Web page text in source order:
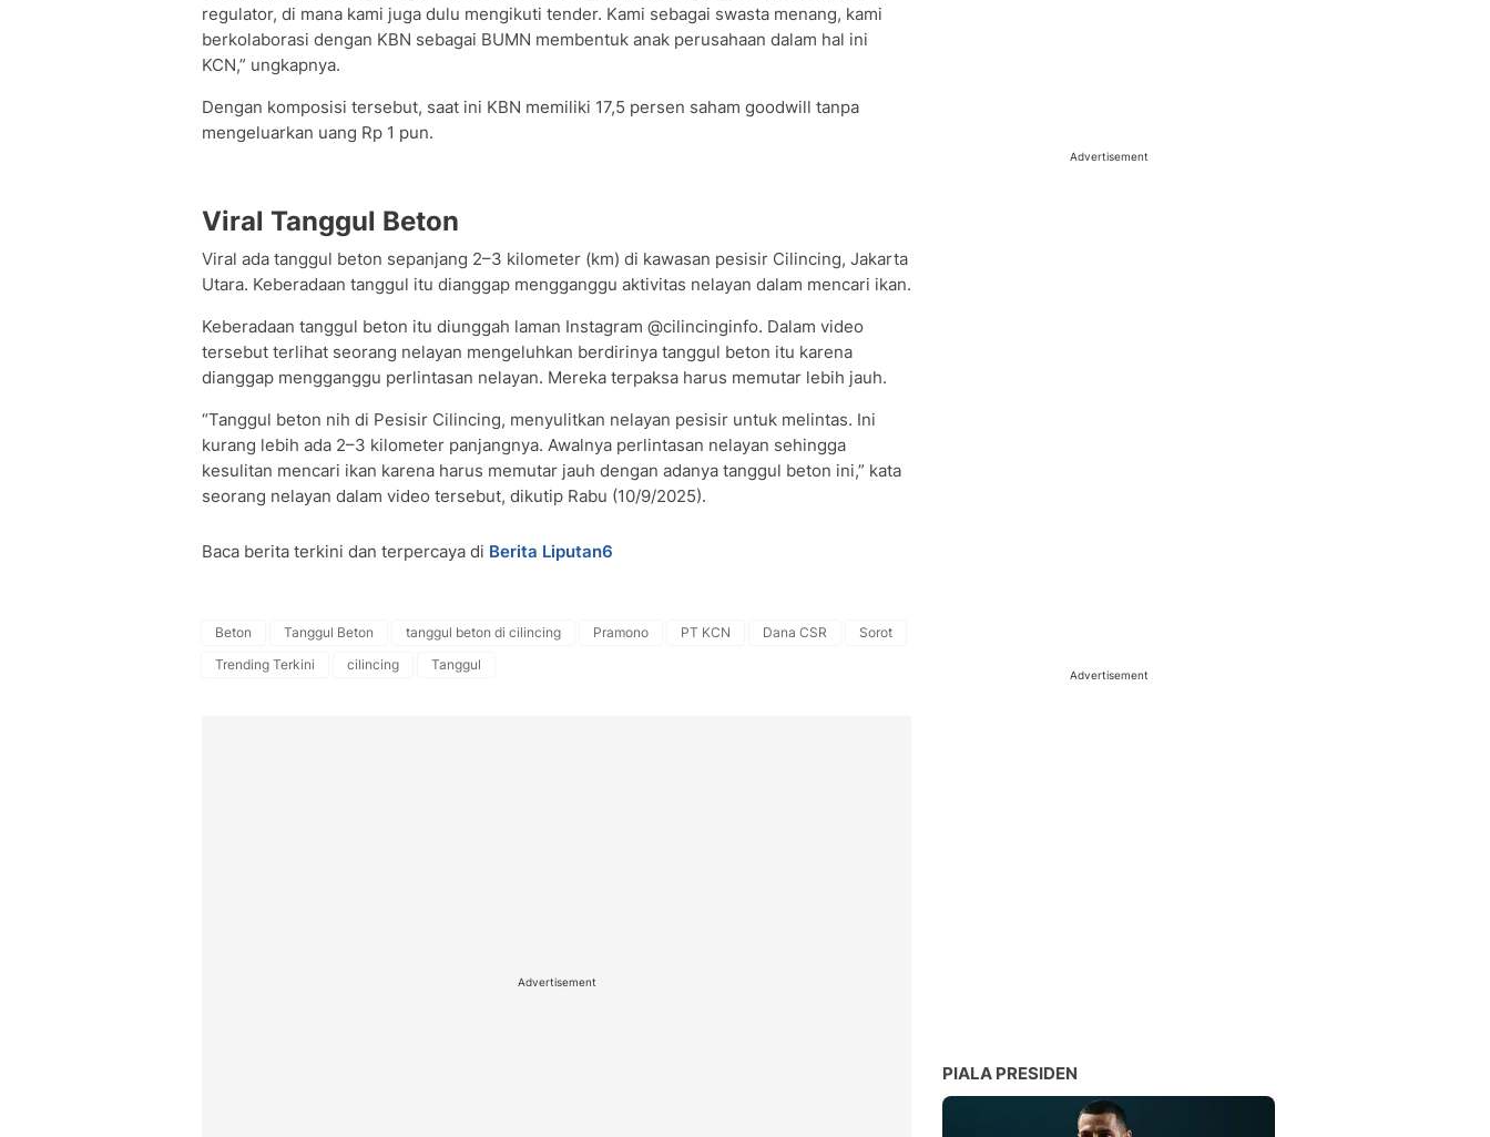
regulator, di mana kami juga dulu mengikuti tender. Kami sebagai swasta menang, kami
berkolaborasi dengan KBN sebagai BUMN membentuk anak perusahaan dalam hal ini
KCN,” ungkapnya.
Dengan komposisi tersebut, saat ini KBN memiliki 17,5 persen saham goodwill tanpa
mengeluarkan uang Rp 1 pun.
Viral Tanggul Beton
Viral ada tanggul beton sepanjang 2–3 kilometer (km) di kawasan pesisir Cilincing, Jakarta
Utara. Keberadaan tanggul itu dianggap mengganggu aktivitas nelayan dalam mencari ikan.
Keberadaan tanggul beton itu diunggah laman Instagram @cilincinginfo. Dalam video
tersebut terlihat seorang nelayan mengeluhkan berdirinya tanggul beton itu karena
dianggap mengganggu perlintasan nelayan. Mereka terpaksa harus memutar lebih jauh.
“Tanggul beton nih di Pesisir Cilincing, menyulitkan nelayan pesisir untuk melintas. Ini
kurang lebih ada 2–3 kilometer panjangnya. Awalnya perlintasan nelayan sehingga
kesulitan mencari ikan karena harus memutar jauh dengan adanya tanggul beton ini,” kata
seorang nelayan dalam video tersebut, dikutip Rabu (10/9/2025).
Baca berita terkini dan terpercaya di Berita Liputan6
Beton Tanggul Beton tanggul beton di cilincing Pramono PT KCN Dana CSR
Sorot
Trending Terkini
cilincing Tanggul
Advertisement
Advertisement
Advertisement
PIALA PRESIDEN